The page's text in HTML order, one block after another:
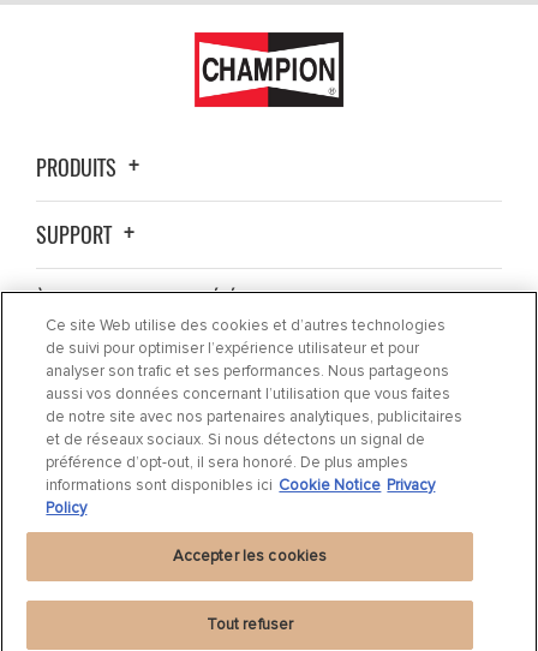
PRODUITS
SUPPORT
À PROPOS DE LA SOCIÉTÉ
OÙ ACHETER ?
ACTUALITÉS
CONTACTEZ-NOUS
Ce site Web utilise des cookies et d’autres technologies
de suivi pour optimiser l’expérience utilisateur et pour
analyser son trafic et ses performances. Nous partageons
aussi vos données concernant l’utilisation que vous faites
de notre site avec nos partenaires analytiques, publicitaires
et de réseaux sociaux. Si nous détectons un signal de
préférence d’opt-out, il sera honoré. De plus amples
informations sont disponibles ici Cookie Notice Privacy
Policy
Tout refuser
Accepter les cookies